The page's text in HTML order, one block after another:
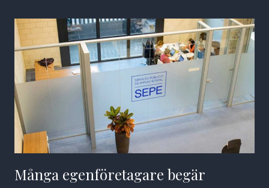
Många egenföretagare begär